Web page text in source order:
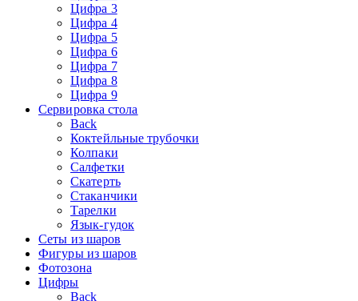
Цифра 3
Цифра 4
Цифра 5
Цифра 6
Цифра 7
Цифра 8
Цифра 9
Сервировка стола
Back
Коктейльные трубочки
Колпаки
Салфетки
Скатерть
Стаканчики
Тарелки
Язык-гудок
Сеты из шаров
Фигуры из шаров
Фотозона
Цифры
Back